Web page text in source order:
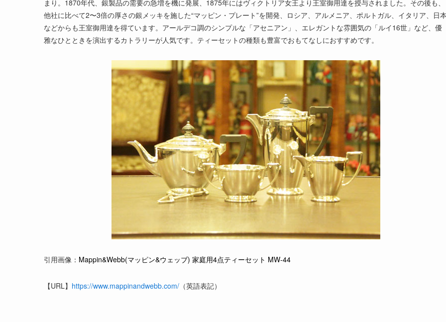
まり。1870年代、銀製品の需要の急増を機に発展、1875年にはヴィクトリア女王より王室御用達を授与されました。その後も、
他社に比べて2〜3倍の厚さの銀メッキを施した“マッピン・プレート”を開発、ロシア、アルメニア、ポルトガル、イタリア、日
などからも王室御用達を得ています。アールデコ調のシンプルな「アセニアン」、エレガントな雰囲気の「ルイ16世」など、優
雅なひとときを演出するカトラリーが人気です。ティーセットの種類も豊富でおもてなしにおすすめです。
引用画像： Mappin&Webb(マッピン&ウェッブ) 家庭用4点ティーセット MW-44
【URL】 https://www.mappinandwebb.com/ （英語表記）